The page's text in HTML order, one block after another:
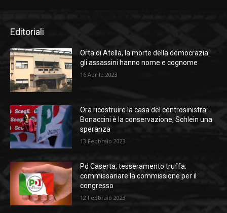
Editoriali
Orta di Atella, la morte della democrazia:
gli assassini hanno nome e cognome
16 Aprile 2023
Ora ricostruire la casa del centrosinistra:
Bonaccini è la conservazione, Schlein una
speranza
13 Febbraio 2023
Pd Caserta, tesseramento truffa:
commissariare la commissione per il
congresso
12 Febbraio 2023